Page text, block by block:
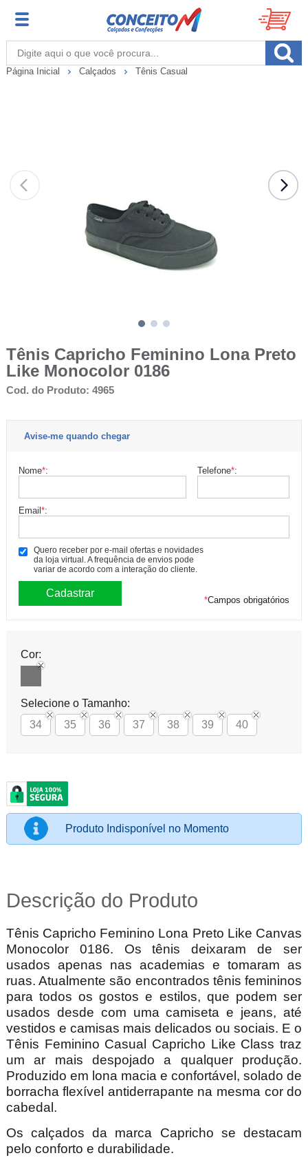
Página Inicial Calçados Tênis Casual
Tênis Capricho Feminino Lona Preto
Like Monocolor 0186
Cod. do Produto: 4965
Avise-me quando chegar
Nome*: Telefone*:
Email*:
Quero receber por e-mail ofertas e novidades
da loja virtual. A frequência de envios pode
variar de acordo com a interação do cliente.
*Campos obrigatórios
Cor:
Selecione o Tamanho:
34
35 36 37 38 39 40
Produto Indisponível no Momento
Descrição do Produto
Tênis Capricho Feminino Lona Preto Like Canvas
Monocolor 0186. Os tênis deixaram de ser
usados apenas nas academias e tomaram as
ruas. Atualmente são encontrados tênis femininos
para todos os gostos e estilos, que podem ser
usados desde com uma camiseta e jeans, até
vestidos e camisas mais delicados ou sociais. E o
Tênis Feminino Casual Capricho Like Class traz
um ar mais despojado a qualquer produção.
Produzido em lona macia e confortável, solado de
borracha flexível antiderrapante na mesma cor do
cabedal.
Os calçados da marca Capricho se destacam
pelo conforto e durabilidade.